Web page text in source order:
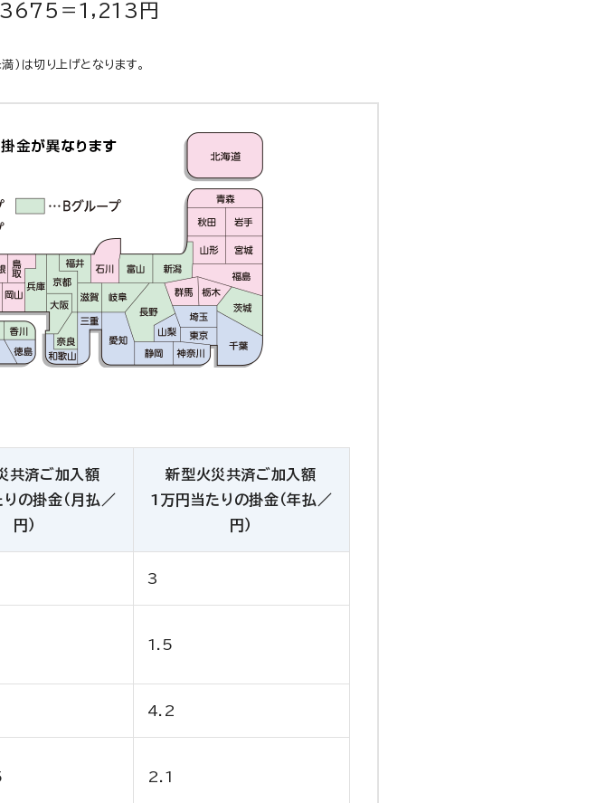
＝1,213円
）は切り上げとなります。
共済ご加入額
の掛金（月払／
円）
新型火災共済ご加入額
1万円当たりの掛金（年払／
円）
3
1.5
4.2
2.1